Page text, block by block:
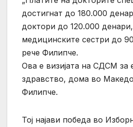
достигнат до 180.000
доктори до 120.000
медицинските сестри до
рече Филипче.
Ова е визијата на СДСМ за
здравство, дома во
Филипче.
Тој најави победа во